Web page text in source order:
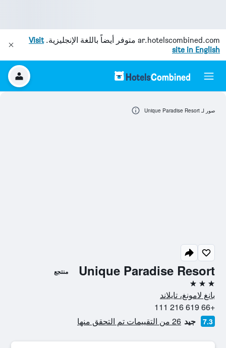
ar.hotelscombined.com متوفر أيضاً باللغة الإنجليزية.Visit
site in English
Unique Paradise Resort منتجع
3 نجوم
بانغ لامونغ، تايلاند
+66 619 216 111
7.3 جيد 26 من التقييمات تم التحقق منها
صور لـ Unique Paradise Resort